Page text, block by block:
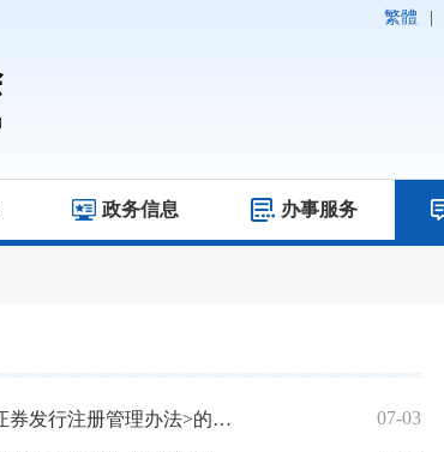
繁體
政务信息 办事服务
中国证监会关于就《关于修改<北京证券交易所上市公司证券发行注册管理办法>的决定（征求意见稿）》及相关配套规则公开征求意见的通知 07-03